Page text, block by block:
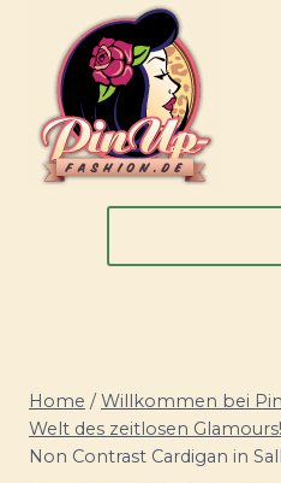
springen
Home / Willkommen bei
Welt des zeitlosen Glamours!
Non Contrast Cardigan in